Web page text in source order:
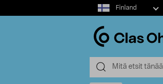
Select
market
Finland